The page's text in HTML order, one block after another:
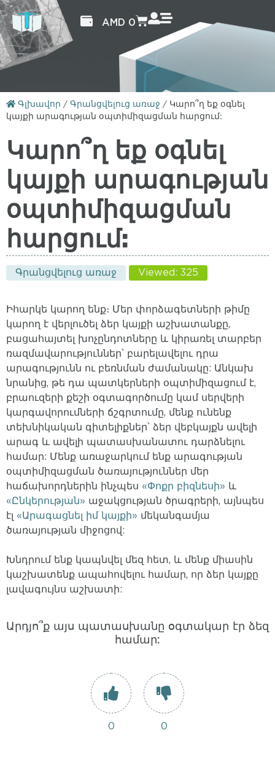
AMD 0
Գլխավոր / Գրանցվելուց առաջ / Կարո՞ղ եք օգնել
կայքի արագության օպտիմիզացման հարցում:
Կարո՞ղ եք օգնել
կայքի արագության
օպտիմիզացման
հարցում:
Գրանցվելուց առաջ Viewed: 325
Իհարկե կարող ենք։ Մեր փորձագետների թիմը
կարող է վերլուծել ձեր կայքի աշխատանքը,
բացահայտել խոչընդոտները և կիրառել տարբեր
ռազմավարություններ՝ բարելավելու դրա
արագությունն ու բեռնման ժամանակը: Անկախ
նրանից, թե դա պատկերների օպտիմիզացում է,
բրաուզերի քեշի օգտագործումը կամ սերվերի
կարգավորումների ճշգրտումը, մենք ունենք
տեխնիկական գիտելիքներ՝ ձեր վեբկայքն ավելի
արագ և ավելի պատասխանատու դարձնելու
համար: Մենք առաջարկում ենք արագության
օպտիմիզացման ծառայություններ մեր
հաճախորդներին ինչպես «Փոքր բիզնեսի» և
«Ընկերության» աջակցության ծրագրերի, այնպես
էլ «Արագացնել իմ կայքի» մեկանգամյա
ծառայության միջոցով:
Խնդրում ենք կապնվել մեզ հետ, և մենք միասին
կաշխատենք ապահովելու համար, որ ձեր կայքը
լավագույնս աշխատի:
Արդյո՞ք այս պատասխանը օգտակար էր ձեզ
համար:
0 0